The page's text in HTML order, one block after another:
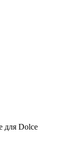
для Dolce